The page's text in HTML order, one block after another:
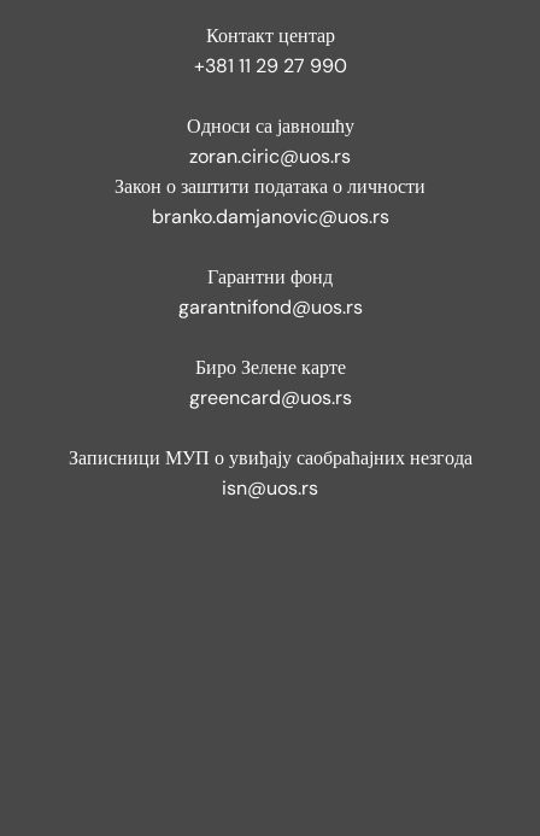
Контакт центар
+381 11 29 27 990
Односи са јавношћу
zoran.ciric@uos.rs
Закон о заштити података о личности
branko.damjanovic@uos.rs
Гарантни фонд
garantnifond@uos.rs
Биро Зелене карте
greencard@uos.rs
Записници МУП о увиђају саобраћајних незгода
isn@uos.rs